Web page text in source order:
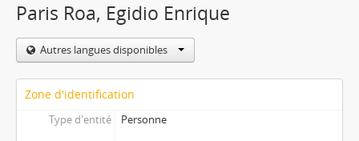
Paris Roa, Egidio Enrique
Autres langues disponibles
Zone d'identification
Type d'entité
Personne